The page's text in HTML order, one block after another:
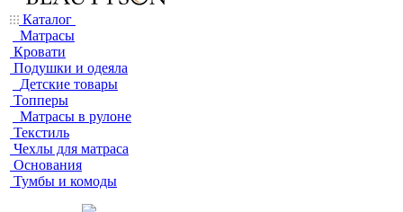
Каталог
Матрасы
Кровати
Подушки и одеяла
Детские товары
Топперы
Матрасы в рулоне
Текстиль
Чехлы для матраса
Основания
Тумбы и комоды